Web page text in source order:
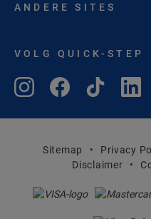
ANDERE SITES
VOLG QUICK-STEP
Sitemap Privacy
Disclaimer